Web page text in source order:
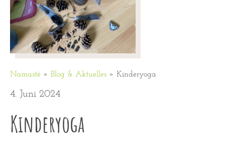
Namasté » Blog & Aktuelles » Kinderyoga
4. Juni 2024
Kinderyoga